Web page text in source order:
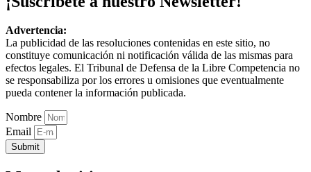
Advertencia:
La publicidad de las resoluciones contenidas en este sitio, no
constituye comunicación ni notificación válida de las mismas para
efectos legales. El Tribunal de Defensa de la Libre Competencia no
se responsabiliza por los errores u omisiones que eventualmente
pueda contener la información publicada.
Nombre
Email
Submit